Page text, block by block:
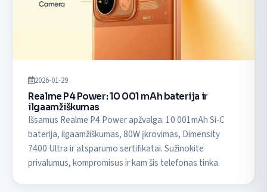
2026-01-29
Realme P4 Power: 10 001 mAh baterija ir
ilgaamžiškumas
Išsamus Realme P4 Power apžvalga: 10 001mAh Si‑C
baterija, ilgaamžiškumas, 80W įkrovimas, Dimensity
7400 Ultra ir atsparumo sertifikatai. Sužinokite
privalumus, kompromisus ir kam šis telefonas tinka.